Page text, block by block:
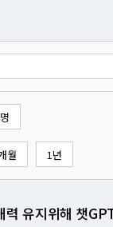
월 1년
력 유지위해 챗